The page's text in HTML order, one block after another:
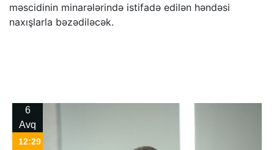
məscidinin minarələrində istifadə edilən həndəsi
naxışlarla bəzədiləcək.
6
Avq
12:29